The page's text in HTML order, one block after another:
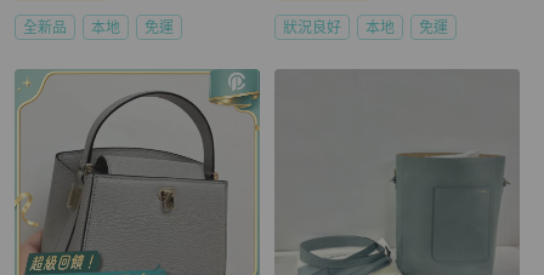
全新品 本地 免運 狀況良好 本地 免運